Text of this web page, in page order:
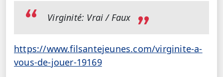
Virginité: Vrai / Faux
https://www.filsantejeunes.com/virginite-a-
vous-de-jouer-19169